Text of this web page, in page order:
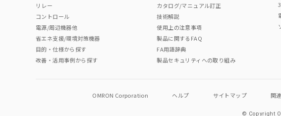
リレー
コントロール
電源/周辺機器他
省エネ支援/環境対策機器
目的・仕様から探す
改善・活用事例から探す
カタログ/マニュアル訂正
技術解説
使用上の注意事項
製品に関するFAQ
FA用語辞典
製品セキュリティへの取り組み
OMRON Corporation ヘルプ サイトマップ 関
© Copyright